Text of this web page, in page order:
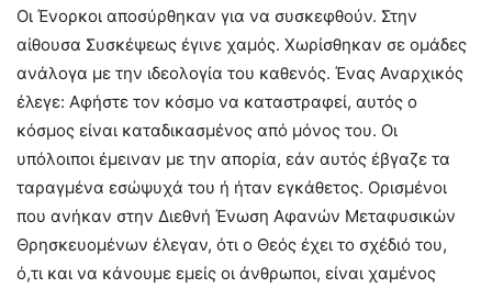
Οι Ένορκοι αποσύρθηκαν για να συσκεφθούν. Στην
αίθουσα Συσκέψεως έγινε χαμός. Χωρίσθηκαν σε ομάδες
ανάλογα με την ιδεολογία του καθενός. Ένας Αναρχικός
έλεγε: Αφήστε τον κόσμο να καταστραφεί, αυτός ο
κόσμος είναι καταδικασμένος από μόνος του. Οι
υπόλοιποι έμειναν με την απορία, εάν αυτός έβγαζε τα
ταραγμένα εσώψυχά του ή ήταν εγκάθετος. Ορισμένοι
που ανήκαν στην Διεθνή Ένωση Αφανών Μεταφυσικών
Θρησκευομένων έλεγαν, ότι ο Θεός έχει το σχέδιό του,
ό,τι και να κάνουμε εμείς οι άνθρωποι, είναι χαμένος